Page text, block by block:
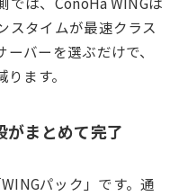
スタイムが最速クラス
バーを選ぶだけで、
ます。
がまとめて完了
パック」です。通